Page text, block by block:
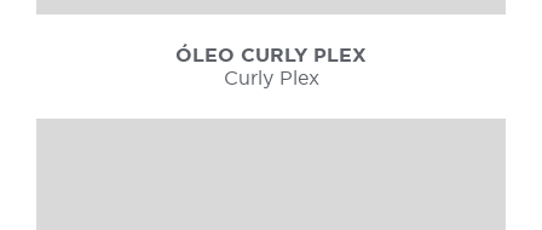
ÓLEO CURLY PLEX
Curly Plex